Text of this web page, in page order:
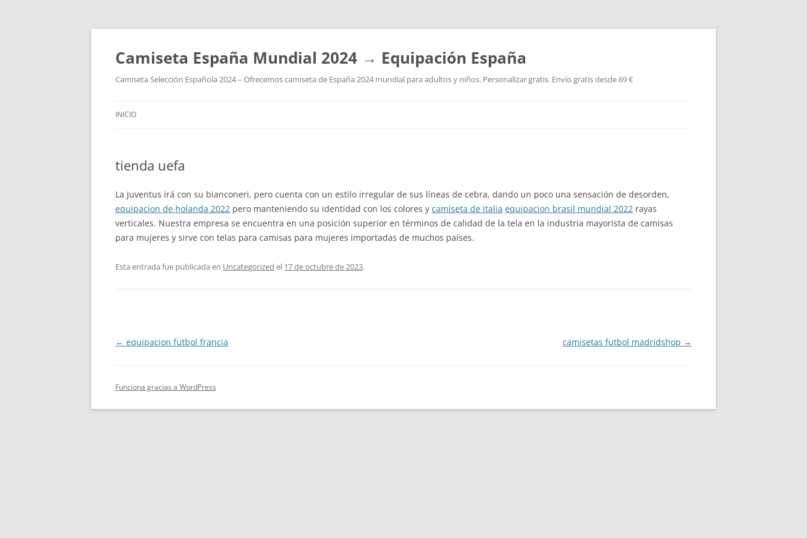
Camiseta España Mundial 2024 → Equipación España
Camiseta Selección Española 2024 – Ofrecemos camiseta de España 2024 mundial para adultos y niños. Personalizar gratis. Envío gratis desde 69 €
INICIO
tienda uefa
La Juventus irá con su bianconeri, pero cuenta con un estilo irregular de sus líneas de cebra, dando un poco una sensación de desorden,
equipacion de holanda 2022 pero manteniendo su identidad con los colores y camiseta de italia equipacion brasil mundial 2022 rayas
verticales. Nuestra empresa se encuentra en una posición superior en términos de calidad de la tela en la industria mayorista de camisas
para mujeres y sirve con telas para camisas para mujeres importadas de muchos países.
Esta entrada fue publicada en Uncategorized el 17 de octubre de 2023.
Navegación
← equipacion futbol francia camisetas futbol madridshop →
Funciona gracias a WordPress